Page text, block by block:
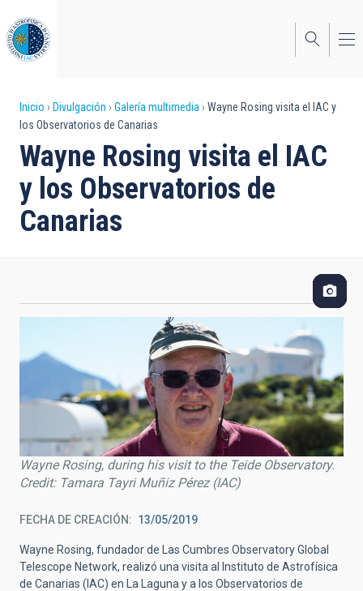
al
contenido
principal
Sobrescribir
enlaces
de
ayuda
a
Inicio Divulgación Galería multimedia
Wayne Rosing visita el IAC y
los Observatorios de Canarias
Wayne Rosing visita el IAC
y los Observatorios de
Canarias
Wayne Rosing, during his visit to the Teide Observatory.
Credit: Tamara Tayri Muñiz Pérez (IAC)
FECHA DE CREACIÓN 13/05/2019
Wayne Rosing, fundador de Las Cumbres Observatory Global
Telescope Network, realizó una visita al Instituto de Astrofísica
de Canarias (IAC) en La Laguna y a los Observatorios de